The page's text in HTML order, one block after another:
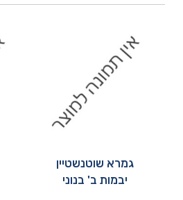
גמרא שוטנשטיין
יבמות ב' בנוני